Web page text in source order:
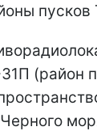
(район